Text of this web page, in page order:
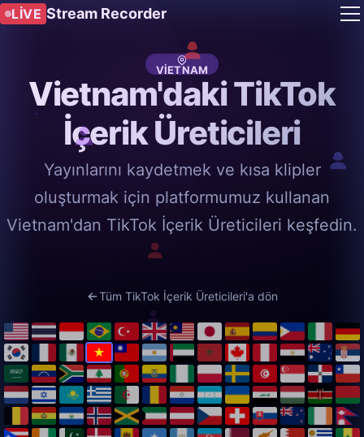
LIVE Stream Recorder
VIETNAM
Vietnam'daki TikTok
İçerik Üreticileri
Yayınlarını kaydetmek ve kısa klipler
oluşturmak için platformumuz kullanan
Vietnam'dan TikTok İçerik Üreticileri keşfedin.
Tüm TikTok İçerik Üreticileri'a dön